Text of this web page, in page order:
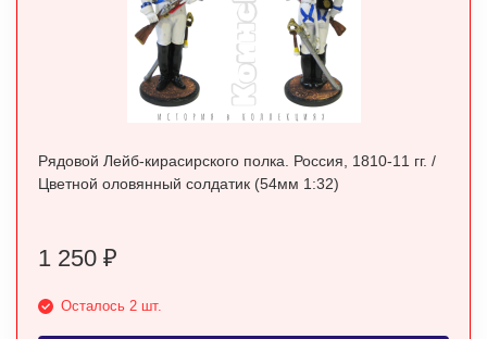
Рядовой Лейб-кирасирского полка. Россия, 1810-11 гг. /
Цветной оловянный солдатик (54мм 1:32)
1 250 ₽
Осталось 2 шт.